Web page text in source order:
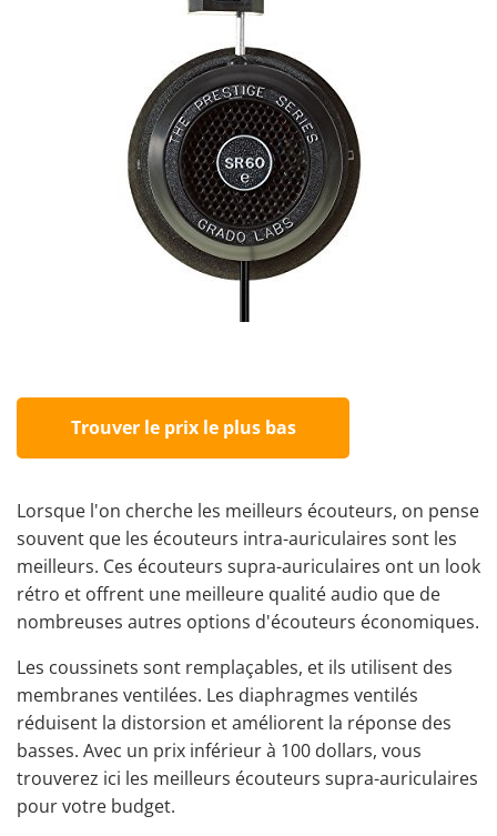
Trouver le prix le plus bas
Lorsque l'on cherche les meilleurs écouteurs, on pense
souvent que les écouteurs intra-auriculaires sont les
meilleurs. Ces écouteurs supra-auriculaires ont un look
rétro et offrent une meilleure qualité audio que de
nombreuses autres options d'écouteurs économiques.
Les coussinets sont remplaçables, et ils utilisent des
membranes ventilées. Les diaphragmes ventilés
réduisent la distorsion et améliorent la réponse des
basses. Avec un prix inférieur à 100 dollars, vous
trouverez ici les meilleurs écouteurs supra-auriculaires
pour votre budget.